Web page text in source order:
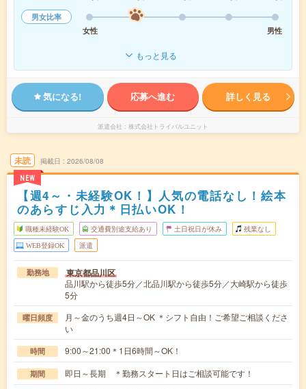
男女比率
女性
男性
もっと見る
気になる! 応募へ進む 詳しく見る
派遣会社 株式会社トライバルユニット
未読
NEW
掲載日 2026/08/08
【週4～・未経験OK！】人気の電話なし！絵本
のあらすじ入力＊日払いOK！
職種未経験OK 交通費別途支給あり 土日祝日が休み 残業なし
WEB登録OK 派遣
勤務地 東京都品川区
品川駅から徒歩5分／北品川駅から徒歩5分／大崎駅から徒歩
5分
曜日頻度
月～金のうち週4日～OK ＊シフト自由！ご希望ご相談くださ
い
時間 9:00～21:00＊1日6時間～OK！
期間 即日～長期 ＊勤務スタート日はご相談可能です！